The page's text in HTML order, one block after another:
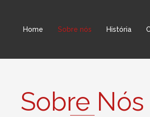
Home Sobre nós História
Sobre Nós